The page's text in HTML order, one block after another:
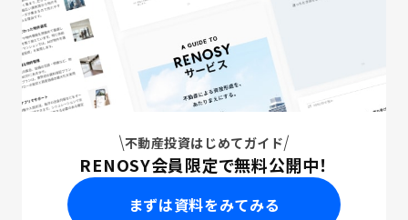
不動産投資はじめてガイド
RENOSY会員限定で無料公開中！
まずは資料をみてみる